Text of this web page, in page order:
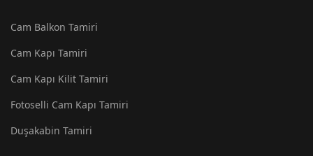
Cam Balkon Tamiri
Cam Kapı Tamiri
Cam Kapı Kilit Tamiri
Fotoselli Cam Kapı Tamiri
Duşakabin Tamiri